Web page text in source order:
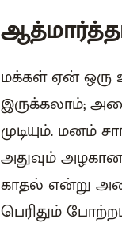
மக்கள் ஏன் ஒரு
இருக்கலாம்;
முடியும்.
அதுவும்
காதல் என்று
பெரிதும்